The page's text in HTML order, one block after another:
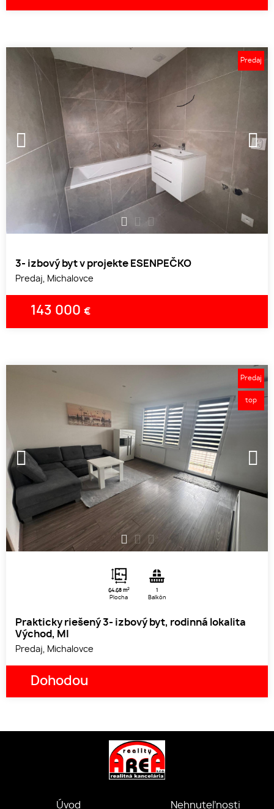
3- izbový byt v projekte ESENPEČKO
Predaj, Michalovce
143 000 €
Predaj
1 3
64.68 m2
Plocha
1
Balkón
Prakticky riešený 3- izbový byt, rodinná lokalita
Východ, MI
Predaj, Michalovce
Dohodou
Predaj
top
Úvod Nehnuteľnosti